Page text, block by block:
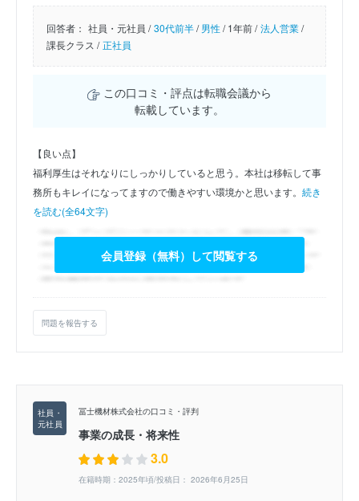
回答者： 社員・元社員 / 30代前半/男性/1年前 / 法人営業/
課長クラス / 正社員
この口コミ・評点は転職会議から
転載しています。
【良い点】
福利厚生はそれなりにしっかりしていると思う。本社は移転して事
務所もキレイになってますので働きやすい環境かと思います。 続き
を読む(全64文字)
会員登録（無料）して閲覧する
問題を報告する
冨士機材株式会社の口コミ・評判
事業の成長・将来性
3.0
在籍時期：2025年頃/投稿日： 2026年6月25日